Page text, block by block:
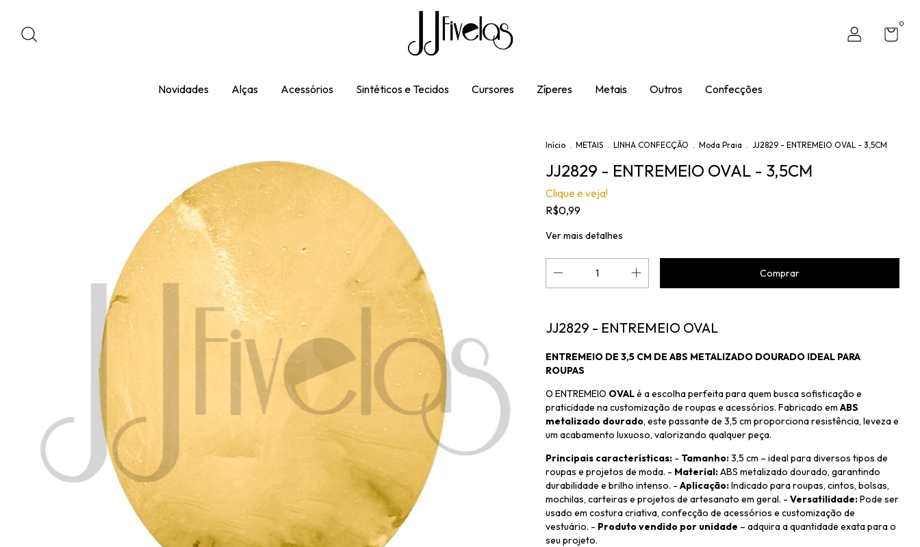
0
Novidades Alças Acessórios Sintéticos e Tecidos Cursores Zíperes Metais Outros Confecções
Início . METAIS . LINHA CONFECÇÃO . Moda Praia . JJ2829 - ENTREMEIO OVAL - 3,5CM
JJ2829 - ENTREMEIO OVAL - 3,5CM
Clique e veja!
R$0,99
Ver mais detalhes
JJ2829 - ENTREMEIO OVAL
ENTREMEIO DE 3,5 CM DE ABS METALIZADO DOURADO IDEAL PARA
ROUPAS
O ENTREMEIO OVALé a escolha perfeita para quem busca sofisticação e
praticidade na customização de roupas e acessórios. Fabricado em ABS
metalizado dourado, este passante de 3,5 cm proporciona resistência, leveza e
um acabamento luxuoso, valorizando qualquer peça.
Principais características:- Tamanho:3,5 cm – ideal para diversos tipos de
roupas e projetos de moda. - Material:ABS metalizado dourado, garantindo
durabilidade e brilho intenso. - Aplicação:Indicado para roupas, cintos, bolsas,
mochilas, carteiras e projetos de artesanato em geral. - Versatilidade:Pode ser
usado em costura criativa, confecção de acessórios e customização de
vestuário. - Produto vendido por unidade – adquira a quantidade exata para o
seu projeto.